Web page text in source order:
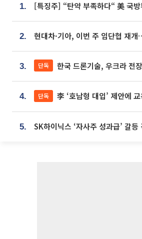
1.
2.
3. 단독 한국 드론기술, 우크라 전장서 시험 중…“
4. 단독 李 ‘호남형 대입’ 제안에 교육청·지역대학
5.